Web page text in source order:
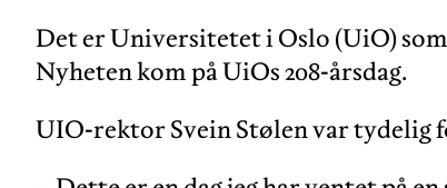
Det er Universitetet i Oslo (UiO)
Nyheten kom på UiOs 208-årsdag.
UIO-rektor Svein Stølen var tydelig